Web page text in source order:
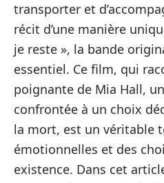
transporter et
récit d’une manière
je reste », la bande
essentiel. Ce film, qui
poignante de Mia Hall,
confrontée à un choix
la mort, est un véritable
émotionnelles et des
existence. Dans cet